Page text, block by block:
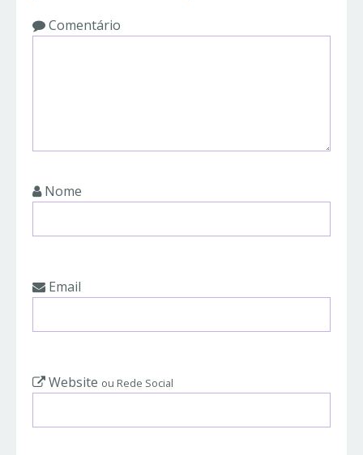
Comentário
Nome
Email
Website ou Rede Social